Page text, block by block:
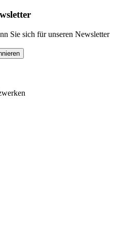
Sie sich für unseren Newsletter